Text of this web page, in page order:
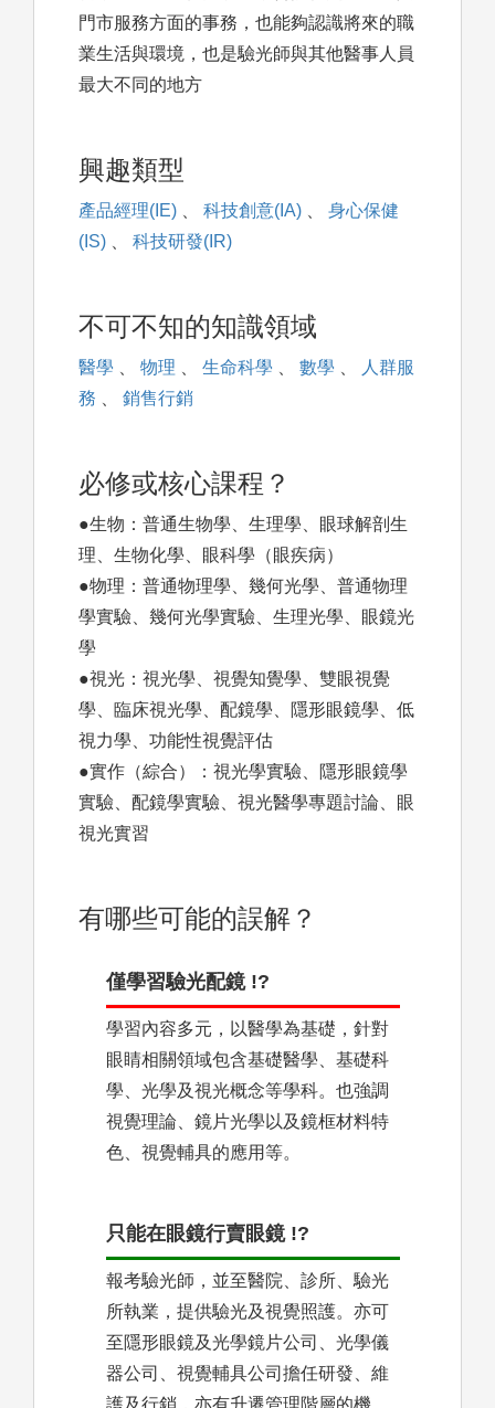
門市服務方面的事務，也能夠認識將來的職
業生活與環境，也是驗光師與其他醫事人員
最大不同的地方
興趣類型
產品經理(IE) 、 科技創意(IA) 、
身心保健
(IS) 、 科技研發(IR)
不可不知的知識領域
醫學 、 物理 、 生命科學 、 數學 、
人群服
務 、 銷售行銷
必修或核心課程？
●生物：普通生物學、生理學、眼球解剖生
理、生物化學、眼科學（眼疾病）
●物理：普通物理學、幾何光學、普通物理
學實驗、幾何光學實驗、生理光學、眼鏡光
學
●視光：視光學、視覺知覺學、雙眼視覺
學、臨床視光學、配鏡學、隱形眼鏡學、低
視力學、功能性視覺評估
●實作（綜合）：視光學實驗、隱形眼鏡學
實驗、配鏡學實驗、視光醫學專題討論、眼
視光實習
有哪些可能的誤解？
僅學習驗光配鏡 !?
學習內容多元，以醫學為基礎，針對
眼睛相關領域包含基礎醫學、基礎科
學、光學及視光概念等學科。也強調
視覺理論、鏡片光學以及鏡框材料特
色、視覺輔具的應用等。
只能在眼鏡行賣眼鏡 !?
報考驗光師，並至醫院、診所、驗光
所執業，提供驗光及視覺照護。亦可
至隱形眼鏡及光學鏡片公司、光學儀
器公司、視覺輔具公司擔任研發、維